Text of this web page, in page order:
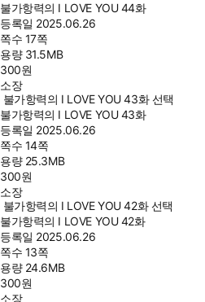
불가항력의 I LOVE YOU 44화
등록일 2025.06.26
쪽수 17쪽
용량 31.5MB
300원
소장
불가항력의 I LOVE YOU 43화 선택
불가항력의 I LOVE YOU 43화
등록일 2025.06.26
쪽수 14쪽
용량 25.3MB
300원
소장
불가항력의 I LOVE YOU 42화 선택
불가항력의 I LOVE YOU 42화
등록일 2025.06.26
쪽수 13쪽
용량 24.6MB
300원
소장